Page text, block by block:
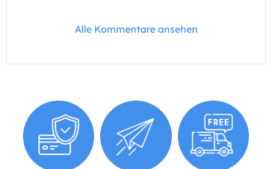
Alle Kommentare ansehen